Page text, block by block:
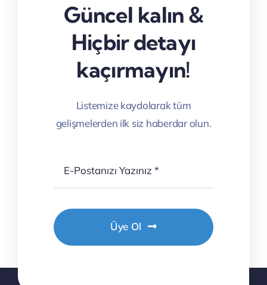
Güncel kalın &
Hiçbir detayı
kaçırmayın!
Listemize kaydolarak tüm
gelişmelerden ilk siz haberdar olun.
Üye Ol